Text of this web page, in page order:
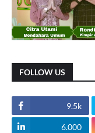
FOLLOW US
9.5k
6.000